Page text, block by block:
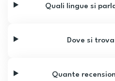
Quali lingue si
Dove si
Quante